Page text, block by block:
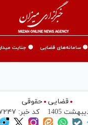
🟡 سامانه‌های قضایی 🟡 جنایت
قضایی حقوقی
کد خبر: